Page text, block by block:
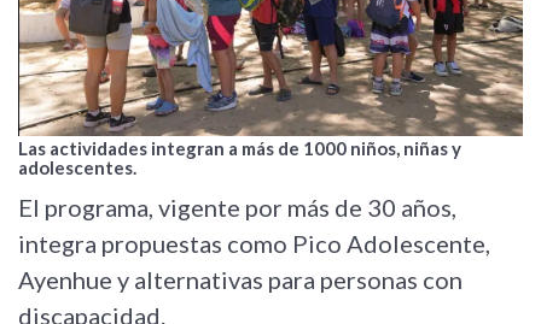
Las actividades integran a más de 1000 niños, niñas y
adolescentes.
El programa, vigente por más de 30 años,
integra propuestas como Pico Adolescente,
Ayenhue y alternativas para personas con
discapacidad.